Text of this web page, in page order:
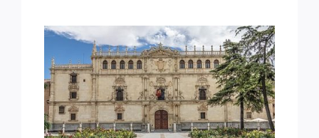
MEMORIAS DE ALCALÁ (II)